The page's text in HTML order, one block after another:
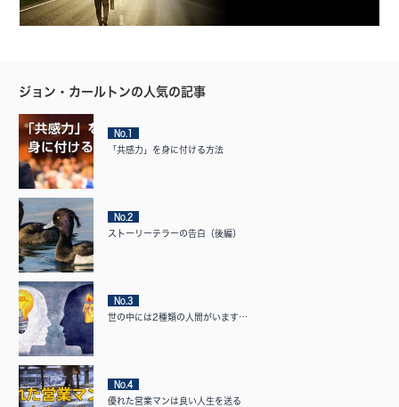
ジョン・カールトンの人気の記事
No.1
「共感力」を身に付ける方法
No.2
ストーリーテラーの告白（後編）
No.3
世の中には2種類の人間がいます…
No.4
優れた営業マンは良い人生を送る